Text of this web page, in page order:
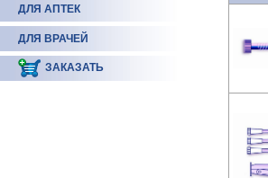
ДЛЯ АПТЕК
ДЛЯ ВРАЧЕЙ
ЗАКАЗАТЬ